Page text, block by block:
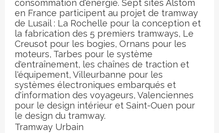
consommation d'énergie. Sept sites Alstom
en France participent au projet de tramway
de Lusail : La Rochelle pour la conception et
la fabrication des 5 premiers tramways, Le
Creusot pour les bogies, Ornans pour les
moteurs, Tarbes pour le système
d'entraînement, les chaînes de traction et
l'équipement, Villeurbanne pour les
systèmes électroniques embarqués et
d'information des voyageurs, Valenciennes
pour le design intérieur et Saint-Ouen pour
le design du tramway.
Tramway Urbain